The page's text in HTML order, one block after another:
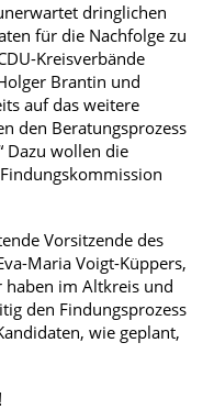
dringlichen
für die Nachfolge zu
Kreisverbände
Brantin und
auf das weitere
den Beratungsprozess
Dazu wollen die
Vorsitzende des
Maria Voigt-Küppers,
haben im Altkreis und
den Findungsprozess
wie geplant,